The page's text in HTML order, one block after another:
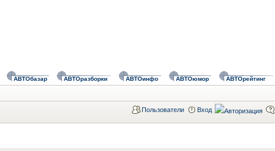
АВТОбазар АВТОразборки АВТОинфо АВТОюмор АВТОрейтинг
Пользователи Вход